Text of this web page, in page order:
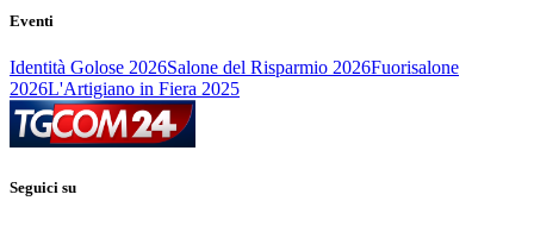
Eventi
Identità Golose 2026Salone del Risparmio 2026Fuorisalone
2026L'Artigiano in Fiera 2025
Seguici su